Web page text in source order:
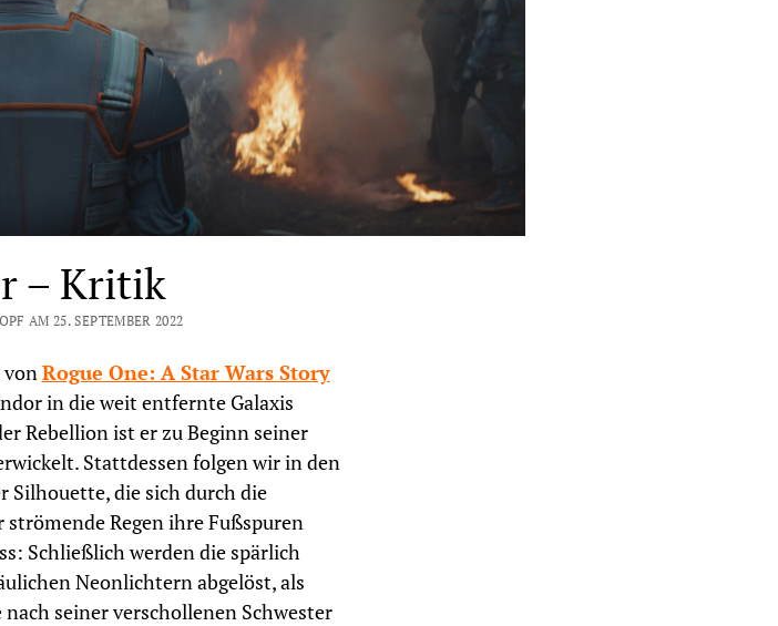
– Kritik
AM 25. SEPTEMBER 2022
vonRogue One: A Star Wars Story
in die weit entfernte Galaxis
Rebellion ist er zu Beginn seiner
Stattdessen folgen wir in den
Silhouette, die sich durch die
Regen ihre Fußspuren
Schließlich werden die spärlich
Neonlichtern abgelöst, als
seiner verschollenen Schwester